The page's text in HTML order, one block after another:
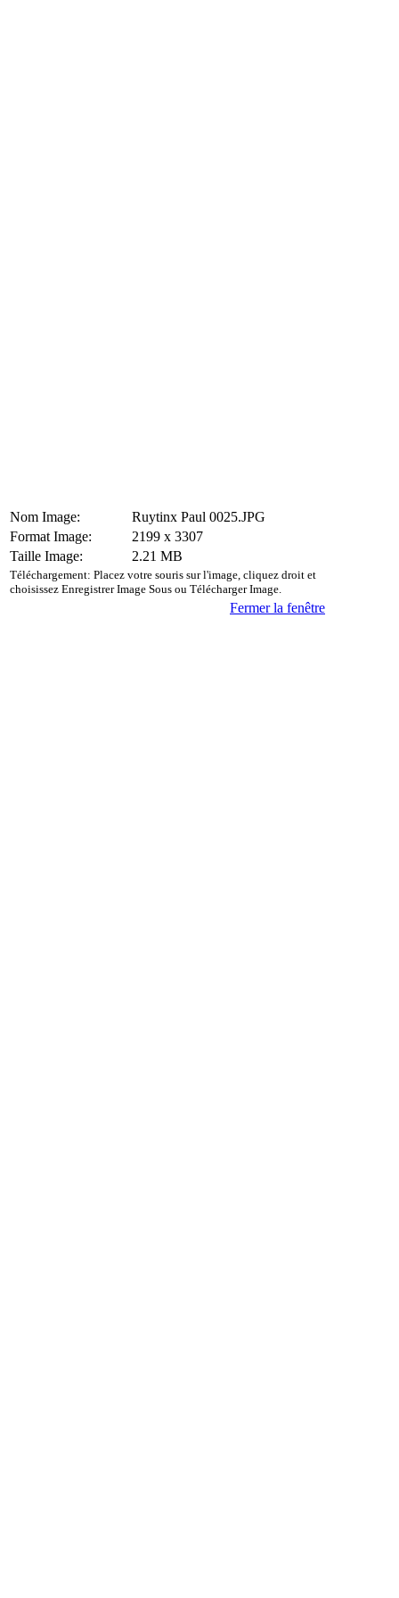
Nom Image:
Ruytinx Paul 0025.JPG
Format Image:
2199 x 3307
Taille Image:
2.21 MB
Téléchargement: Placez votre souris sur l'image, cliquez droit et
choisissez Enregistrer Image Sous ou Télécharger Image.
Fermer la fenêtre